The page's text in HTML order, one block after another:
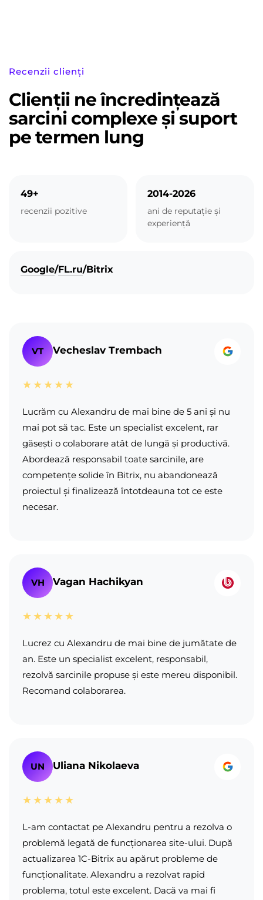
Recenzii clienți
Clienții ne încredințează
sarcini complexe și suport
pe termen lung
49+
recenzii pozitive
2014-2026
ani de reputație și
experiență
Google/FL.ru/Bitrix
VT Vecheslav Trembach
★★★★★
Lucrăm cu Alexandru de mai bine de 5 ani și nu
mai pot să tac. Este un specialist excelent, rar
găsești o colaborare atât de lungă și productivă.
Abordează responsabil toate sarcinile, are
competențe solide în Bitrix, nu abandonează
proiectul și finalizează întotdeauna tot ce este
necesar.
VH Vagan Hachikyan
★★★★★
Lucrez cu Alexandru de mai bine de jumătate de
an. Este un specialist excelent, responsabil,
rezolvă sarcinile propuse și este mereu disponibil.
Recomand colaborarea.
UN Uliana Nikolaeva
★★★★★
L-am contactat pe Alexandru pentru a rezolva o
problemă legată de funcționarea site-ului. După
actualizarea 1C-Bitrix au apărut probleme de
funcționalitate. Alexandru a rezolvat rapid
problema, totul este excelent. Dacă va mai fi